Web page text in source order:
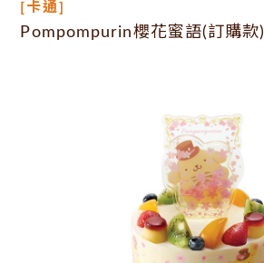
[卡通]
Pompompurin櫻花蜜語(訂購款)